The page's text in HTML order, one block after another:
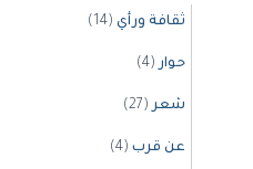
ثقافة ورأي (14)
حوار(4)
شعر(27)
عن قرب (4)